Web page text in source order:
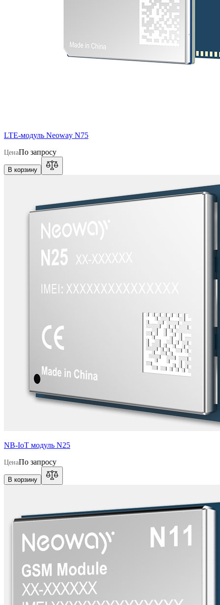
LTE-модуль Neoway N75
ЦенаПо запросу
В корзину
NB-IoT модуль N25
ЦенаПо запросу
В корзину